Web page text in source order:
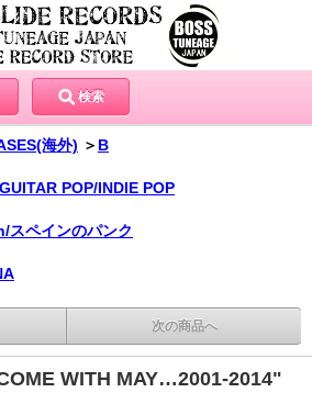
検索
海外) ＞ B
POP/INDIE POP
ペインのパンク
次の商品へ
WITH MAY…2001-2014"